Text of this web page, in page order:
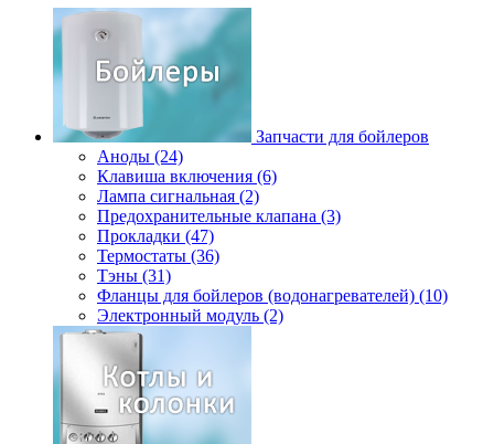
Запчасти для бойлеров
Аноды (24)
Клавиша включения (6)
Лампа сигнальная (2)
Предохранительные клапана (3)
Прокладки (47)
Термостаты (36)
Тэны (31)
Фланцы для бойлеров (водонагревателей) (10)
Электронный модуль (2)